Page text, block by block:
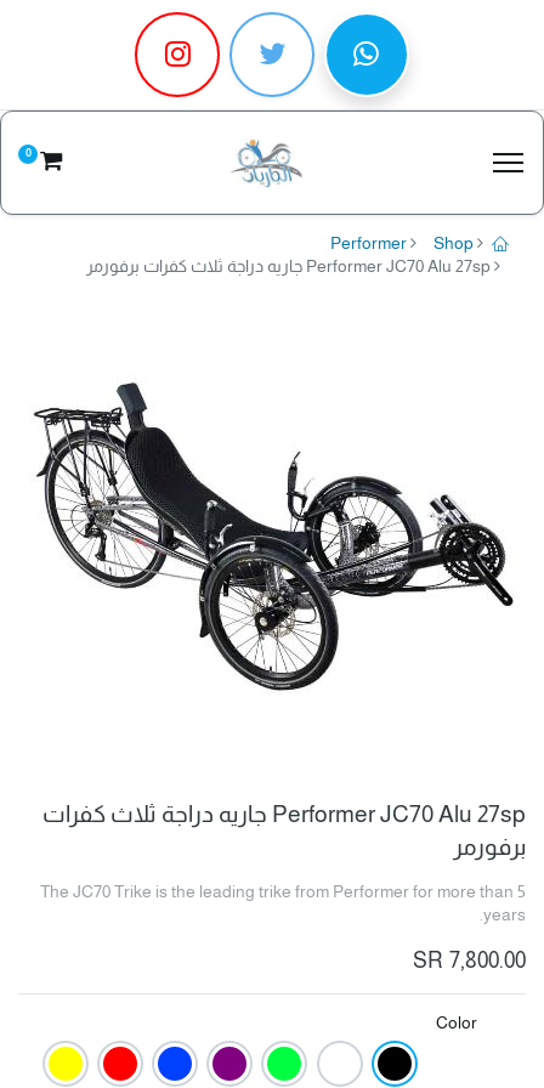
0
Shop
Performer
Performer JC70 Alu 27sp جاريه دراجة ثلاث كفرات برفورمر
Performer JC70 Alu 27sp جاريه دراجة ثلاث كفرات
برفورمر
The JC70 Trike is the leading trike from Performer for more than 5
years.
7,800.00
Color